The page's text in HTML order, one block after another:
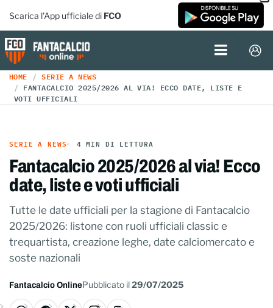
Scarica l'App ufficiale di FCO
HOME
SERIE A NEWS
FANTACALCIO 2025/2026 AL VIA! ECCO DATE, LISTE E
VOTI UFFICIALI
SERIE A NEWS 4 MIN DI LETTURA
Fantacalcio 2025/2026 al via! Ecco
date, liste e voti ufficiali
Tutte le date ufficiali per la stagione di Fantacalcio
2025/2026: listone con ruoli ufficiali classic e
trequartista, creazione leghe, date calciomercato e
soste nazionali
Fantacalcio OnlinePubblicato il29/07/2025